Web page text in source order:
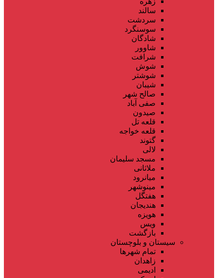
سالند
سردشت
سوسنگرد
شادگان
شاوور
شرافت
شوش
شوشتر
شیبان
صالح شهر
صفی آباد
صیدون
قلعه تل
قلعه خواجه
گتوند
لالی
مسجد سلیمان
ملاثانی
میانرود
مینوشهر
هفتگل
هندیجان
هویزه
ویس
بازگشت
سیستان و بلوچستان
تمام شهر‌ها
زاهدان
ادیمی